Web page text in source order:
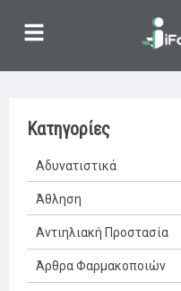
Κατηγορίες
Αδυνατιστικά
Άθληση
Αντιηλιακή Προστασία
Άρθρα Φαρμακοποιών